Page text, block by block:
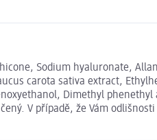
Sodium hyaluronate,
carota sativa extract,
Dimethyl phenethyl
V případě, že Vám